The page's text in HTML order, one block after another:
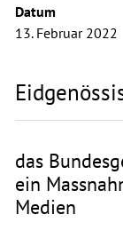
Datum
13. Februar 2022
das
ein
Medien